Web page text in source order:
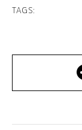
TAGS: